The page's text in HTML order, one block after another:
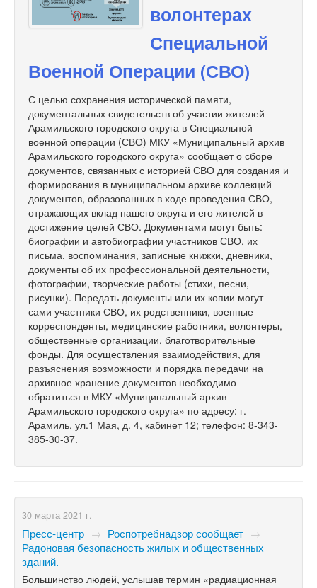
волонтерах
Специальной
Военной Операции (СВО)
С целью сохранения исторической памяти,
документальных свидетельств об участии жителей
Арамильского городского округа в Специальной
военной операции (СВО) МКУ «Муниципальный архив
Арамильского городского округа» сообщает о сборе
документов, связанных с историей СВО для создания и
формирования в муниципальном архиве коллекций
документов, образованных в ходе проведения СВО,
отражающих вклад нашего округа и его жителей в
достижение целей СВО. Документами могут быть:
биографии и автобиографии участников СВО, их
письма, воспоминания, записные книжки, дневники,
документы об их профессиональной деятельности,
фотографии, творческие работы (стихи, песни,
рисунки). Передать документы или их копии могут
сами участники СВО, их родственники, военные
корреспонденты, медицинские работники, волонтеры,
общественные организации, благотворительные
фонды. Для осуществления взаимодействия, для
разъяснения возможности и порядка передачи на
архивное хранение документов необходимо
обратиться в МКУ «Муниципальный архив
Арамильского городского округа» по адресу: г.
Арамиль, ул.1 Мая, д. 4, кабинет 12; телефон: 8-343-
385-30-37.
30 марта 2021 г.
Пресс-центр → Роспотребнадзор сообщает →
Радоновая безопасность жилых и общественных
зданий.
Большинство людей, услышав термин «радиационная